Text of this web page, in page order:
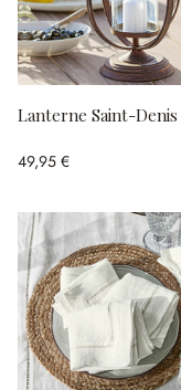
Lanterne Saint-Denis
49,95 €